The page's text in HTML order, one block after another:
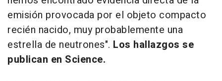
emisión provocada por el objeto compacto
recién nacido, muy probablemente una
estrella de neutrones". Los hallazgos se
publican en Science.